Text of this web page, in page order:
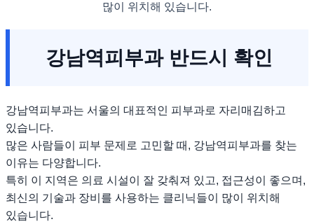
많이 위치해 있습니다.
강남역피부과 반드시 확인
강남역피부과는 서울의 대표적인 피부과로 자리매김하고
있습니다.
많은 사람들이 피부 문제로 고민할 때, 강남역피부과를 찾는
이유는 다양합니다.
특히 이 지역은 의료 시설이 잘 갖춰져 있고, 접근성이 좋으며,
최신의 기술과 장비를 사용하는 클리닉들이 많이 위치해
있습니다.